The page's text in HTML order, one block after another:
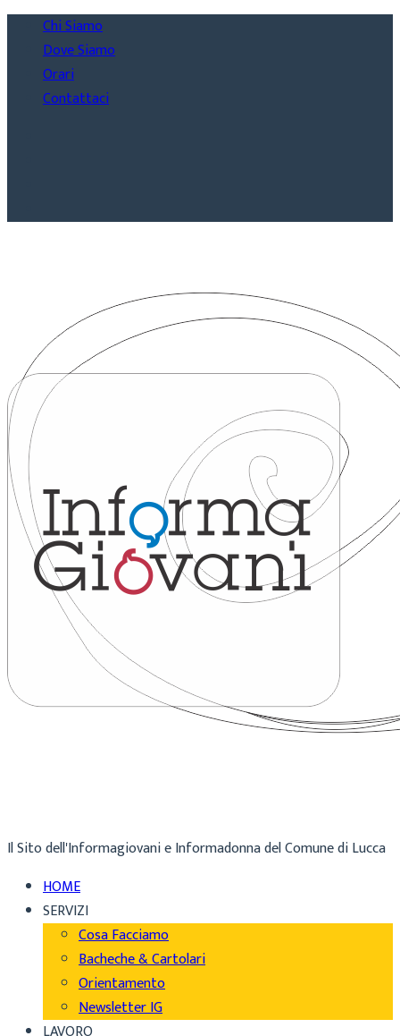
Chi Siamo
Dove Siamo
Orari
Contattaci
Il Sito dell'Informagiovani e Informadonna del Comune di Lucca
HOME
SERVIZI
Cosa Facciamo
Bacheche & Cartolari
Orientamento
Newsletter IG